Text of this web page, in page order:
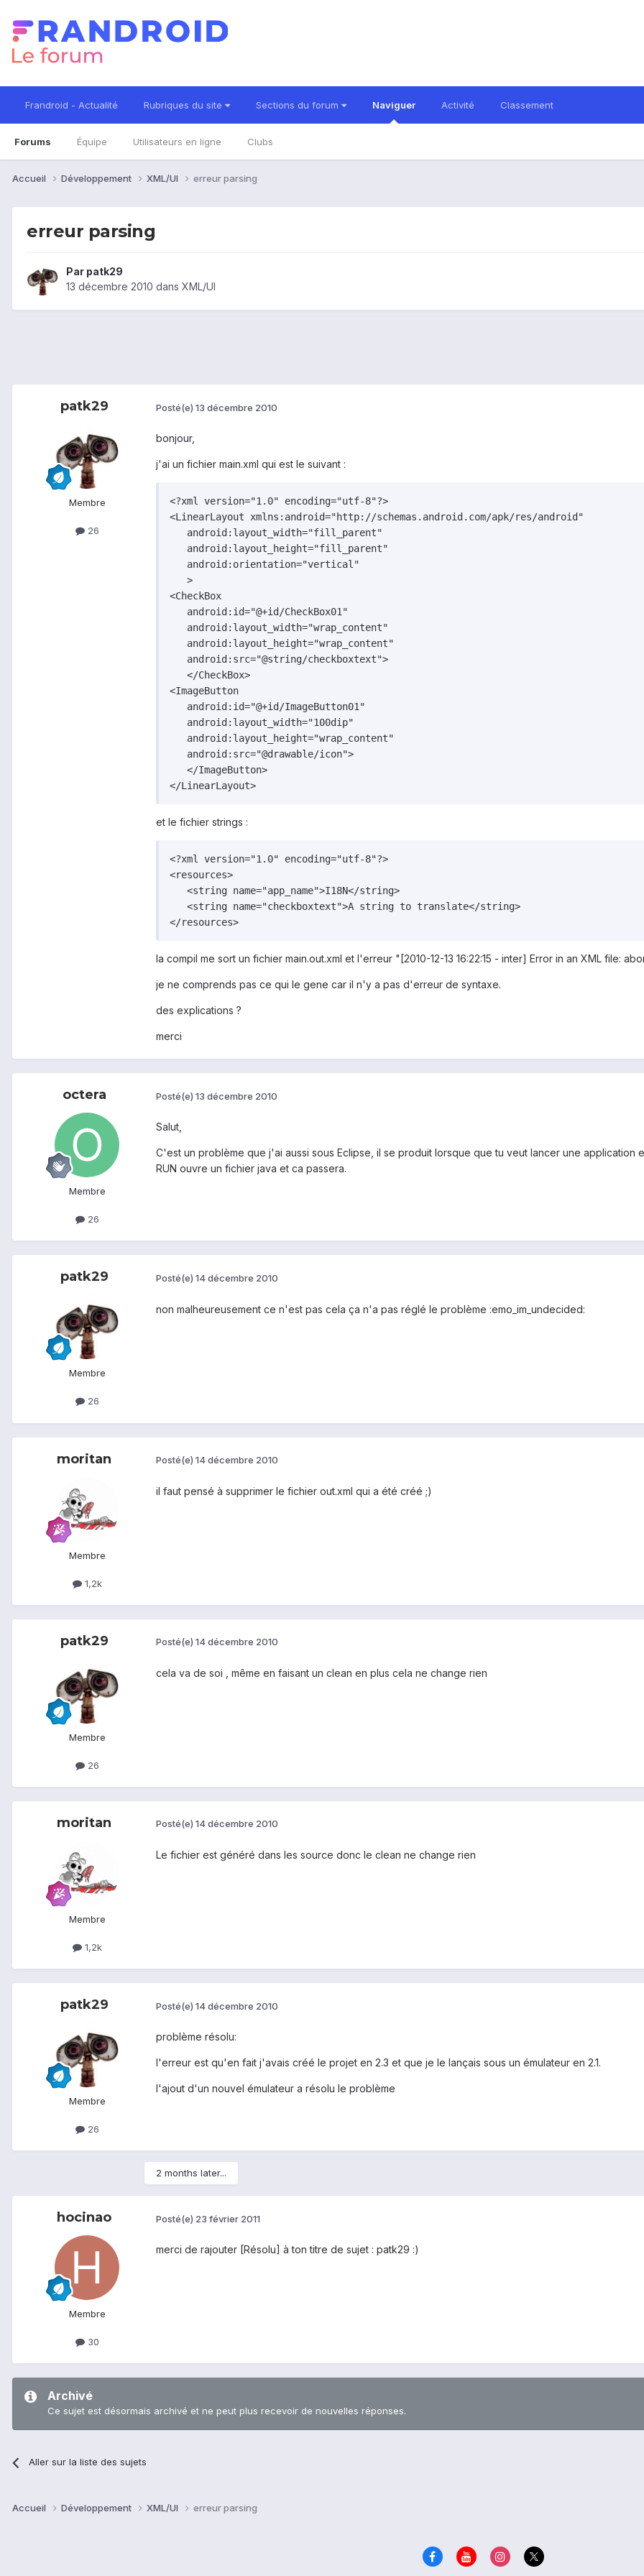
Frandroid - Actualité Rubriques du site Sections du forum Naviguer
Forums Équipe Utilisateurs en ligne Clubs
Activité Classement
Accueil Développement XML/UI erreur parsing
erreur parsing
Par patk29
13 décembre 2010 dans XML/UI
patk29
Membre
26
Posté(e) 13 décembre 2010
bonjour,
j'ai un fichier main.xml qui est le suivant :
<?xml version="1.0" encoding="utf-8"?>
<LinearLayout xmlns:android="http://schemas.android.com/apk/res/android"
   android:layout_width="fill_parent"
   android:layout_height="fill_parent"
   android:orientation="vertical"
   >
<CheckBox
   android:id="@+id/CheckBox01"
   android:layout_width="wrap_content"
   android:layout_height="wrap_content"
   android:src="@string/checkboxtext">
   </CheckBox>
<ImageButton
   android:id="@+id/ImageButton01"
   android:layout_width="100dip"
   android:layout_height="wrap_content"
   android:src="@drawable/icon">
   </ImageButton>
</LinearLayout>
et le fichier strings :
<?xml version="1.0" encoding="utf-8"?>
<resources>
   <string name="app_name">I18N</string>
   <string name="checkboxtext">A string to translate</string>
</resources>
la compil me sort un fichier main.out.xml et l'erreur "[2010-12-13 16:22:15 - inter] Error in an XML file:
je ne comprends pas ce qui le gene car il n'y a pas d'erreur de syntaxe.
des explications ?
merci
octera
Membre
26
Posté(e) 13 décembre 2010
Salut,
C'est un problème que j'ai aussi sous Eclipse, il se produit lorsque que tu veut lancer une
RUN ouvre un fichier java et ca passera.
patk29
Membre
26
Posté(e) 14 décembre 2010
non malheureusement ce n'est pas cela ça n'a pas réglé le problème :emo_im_undecided:
moritan
Membre
1,2k
Posté(e) 14 décembre 2010
il faut pensé à supprimer le fichier out.xml qui a été créé ;)
patk29
Membre
26
Posté(e) 14 décembre 2010
cela va de soi , même en faisant un clean en plus cela ne change rien
moritan
Membre
1,2k
Posté(e) 14 décembre 2010
Le fichier est généré dans les source donc le clean ne change rien
patk29
Membre
26
Posté(e) 14 décembre 2010
problème résolu:
l'erreur est qu'en fait j'avais créé le projet en 2.3 et que je le lançais sous un émulateur en 2.1.
l'ajout d'un nouvel émulateur a résolu le problème
2 months later...
hocinao
Membre
30
Posté(e) 23 février 2011
merci de rajouter [Résolu] à ton titre de sujet : patk29 :)
Archivé
Ce sujet est désormais archivé et ne peut plus recevoir de nouvelles réponses.
Aller sur la liste des sujets
Accueil Développement XML/UI erreur parsing